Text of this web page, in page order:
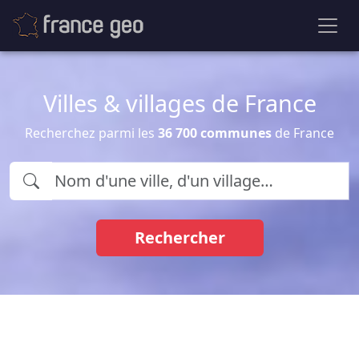
Villes & villages de France
Recherchez parmi les 36 700 communes de France
Rechercher